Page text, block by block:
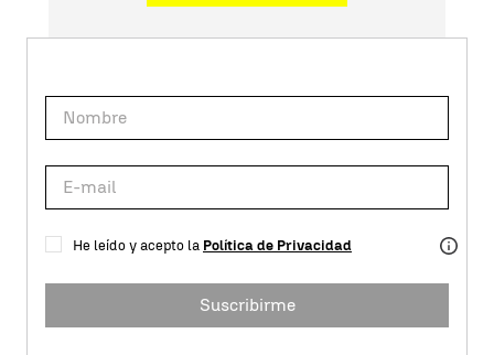
He leído y acepto la Política de Privacidad
Suscribirme